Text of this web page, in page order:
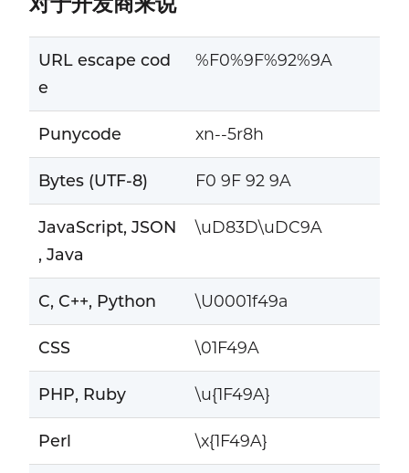
URL escape cod
e
%F0%9F%92%9A
Punycode xn--5r8h
Bytes (UTF-8) F0 9F 92 9A
JavaScript, JSON
, Java
\uD83D\uDC9A
C, C++, Python \U0001f49a
CSS \01F49A
PHP, Ruby \u{1F49A}
Perl \x{1F49A}